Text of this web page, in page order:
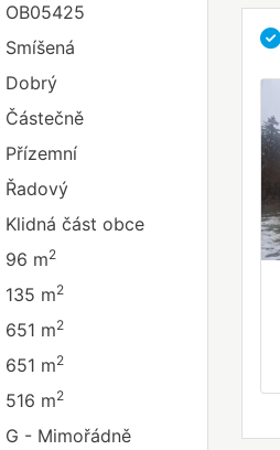
OB05425
Smíšená
Dobrý
Částečně
Přízemní
Řadový
Klidná část obce
96 m2
135 m2
651 m2
651 m2
516 m2
G - Mimořádně